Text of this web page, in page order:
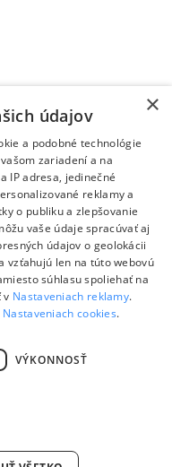
adresa
×
údajov
a podobné technológie
zariadení a na
IP adresa, jedinečné
reklamy a
o publiku a zlepšovanie
vaše údaje spracúvať aj
údajov o geolokácii
vzťahujú len na túto webovú
súhlasu spoliehať na
v Nastaveniach reklamy.
Nastaveniach cookies.
VÝKONNOSŤ